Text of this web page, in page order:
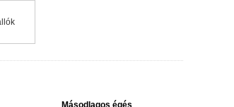
míg a samott kiválóan tárolja a hőt és
révén jelentősen növeli a fűtés
a természetesség és a kényelem
Másodlagos égés